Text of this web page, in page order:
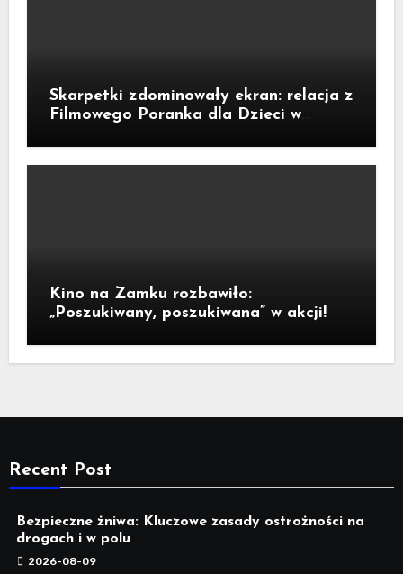
Skarpetki zdominowały ekran: relacja z
Filmowego Poranka dla Dzieci w
Kino na Zamku rozbawiło:
„Poszukiwany, poszukiwana” w akcji!
Recent Post
Bezpieczne żniwa: Kluczowe zasady ostrożności na
drogach i w polu
2026-08-09